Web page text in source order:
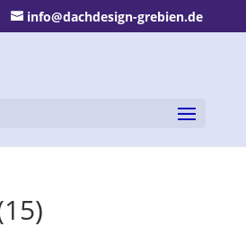
info@dachdesign-grebien.de